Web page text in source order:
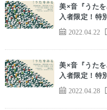
2022.04.22
美×音『うた
入者限定！特
2022.04.28
美×音『うた
入者限定！特